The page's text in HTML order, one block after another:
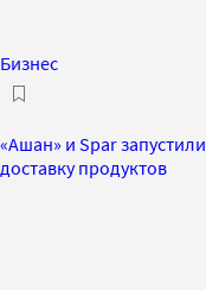
Бизнес
«Ашан» и Spar запустили
доставку продуктов